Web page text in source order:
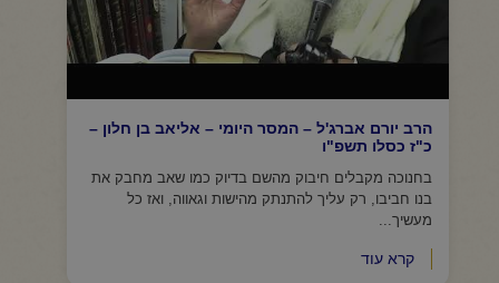
הרב יורם אברג'ל – המסר היומי – אליאב בן חלון –
כ"ז כסלו תשפ"ו
בחנוכה מקבלים חיבוק מהשם בדיוק כמו שאב מחבק את
בנו חביבו, רק עליך להתנתק מהישות וגאווה, ואז כל
מעשיך...
קרא עוד